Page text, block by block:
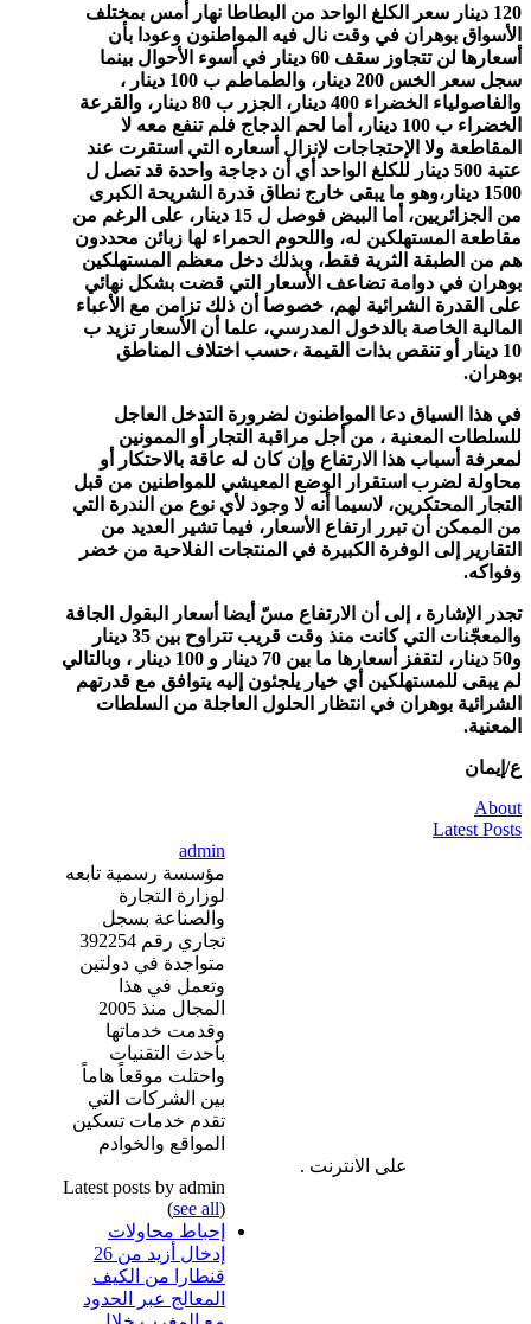
120 دينار سعر الكلغ الواحد من البطاطا نهار أمس بمختلف
الأسواق بوهران في وقت نال فيه المواطنون وعودا بأن
أسعارها لن تتجاوز سقف 60 دينار في أسوء الأحوال بينما
سجل سعر الخس 200 دينار، والطماطم ب 100 دينار ،
والفاصولياء الخضراء 400 دينار، الجزر ب 80 دينار، والقرعة
الخضراء ب 100 دينار، أما لحم الدجاج فلم تنفع معه لا
المقاطعة ولا الإحتجاجات لإنزال أسعاره التي استقرت عند
عتبة 500 دينار للكلغ الواحد أي أن دجاجة واحدة قد تصل ل
1500 دينار،وهو ما يبقى خارج نطاق قدرة الشريحة الكبرى
من الجزائريين، أما البيض فوصل ل 15 دينار، على الرغم من
مقاطعة المستهلكين له، واللحوم الحمراء لها زبائن محددون
هم من الطبقة الثرية فقط، وبذلك دخل معظم المستهلكين
بوهران في دوامة تضاعف الأسعار التي قضت بشكل نهائي
على القدرة الشرائية لهم، خصوصا أن ذلك تزامن مع الأعباء
المالية الخاصة بالدخول المدرسي، علما أن الأسعار تزيد ب
10 دينار أو تنقص بذات القيمة ،حسب اختلاف المناطق
بوهران.
في هذا السياق دعا المواطنون لضرورة التدخل العاجل
للسلطات المعنية ، من أجل مراقبة التجار أو الممونين
لمعرفة أسباب هذا الارتفاع وإن كان له عاقة بالاحتكار أو
محاولة لضرب استقرار الوضع المعيشي للمواطنين من قبل
التجار المحتكرين، لاسيما أنه لا وجود لأي نوع من الندرة التي
من الممكن أن تبرر ارتفاع الأسعار، فيما تشير العديد من
التقارير إلى الوفرة الكبيرة في المنتجات الفلاحية من خضر
وفواكه.
تجدر الإشارة ، إلى أن الارتفاع مسّ أيضا أسعار البقول الجافة
والمعجّنات التي كانت منذ وقت قريب تتراوح بين 35 دينار
و50 دينار، لتقفز أسعارها ما بين 70 دينار و 100 دينار ، وبالتالي
لم يبقى للمستهلكين أي خيار يلجئون إليه يتوافق مع قدرتهم
الشرائية بوهران في انتظار الحلول العاجلة من السلطات
المعنية.
ع/إيمان
About
Latest Posts
admin
مؤسسة رسمية تابعه
لوزارة التجارة
والصناعة بسجل
تجاري رقم 392254
متواجدة في دولتين
وتعمل في هذا
المجال منذ 2005
وقدمت خدماتها
بأحدث التقنيات
واحتلت موقعاً هاماً
بين الشركات التي
تقدم خدمات تسكين
المواقع والخوادم
على الانترنت .
Latest posts by admin
(see all)
إحباط محاولات
إدخال أزيد من 26
قنطارا من الكيف
المعالج عبر الحدود